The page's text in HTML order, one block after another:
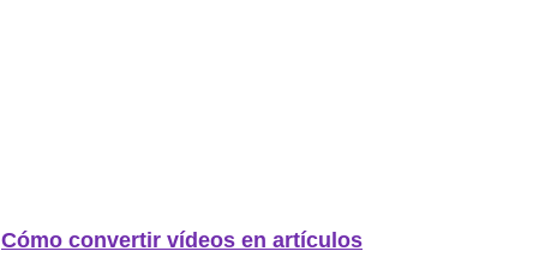
Cómo convertir vídeos en artículos